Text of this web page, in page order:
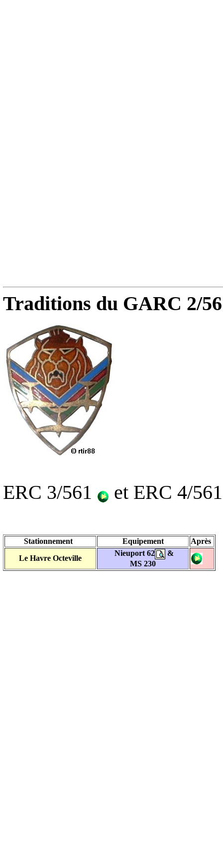
Traditions du GARC 2/
ERC 3/561 et ERC 4/
Stationnement Equipement
Après
Le Havre Octeville
Nieuport 62
&
MS 230